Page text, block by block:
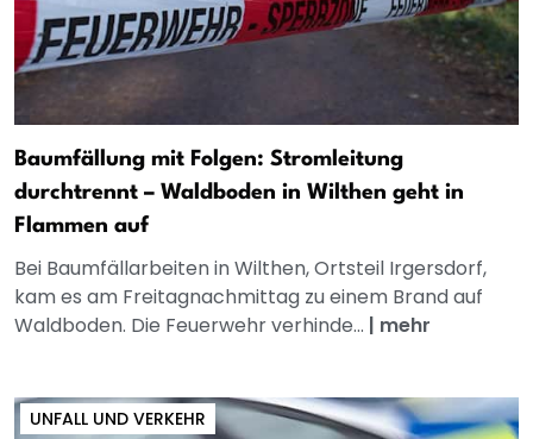
Baumfällung mit Folgen: Stromleitung
durchtrennt – Waldboden in Wilthen geht in
Flammen auf
Bei Baumfällarbeiten in Wilthen, Ortsteil Irgersdorf,
kam es am Freitagnachmittag zu einem Brand auf
Waldboden. Die Feuerwehr verhinde... | mehr
UNFALL UND VERKEHR